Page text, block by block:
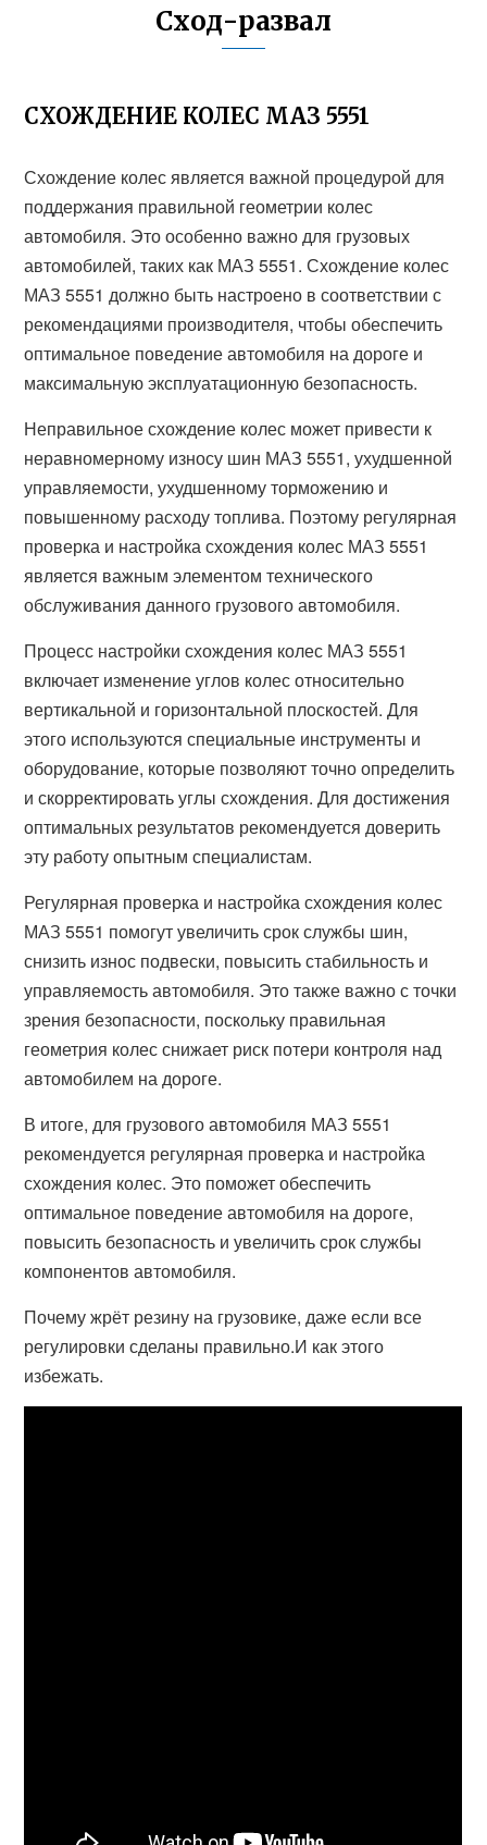
Сход-развал
СХОЖДЕНИЕ КОЛЕС МАЗ 5551
Схождение колес является важной процедурой для
поддержания правильной геометрии колес
автомобиля. Это особенно важно для грузовых
автомобилей, таких как МАЗ 5551. Схождение колес
МАЗ 5551 должно быть настроено в соответствии с
рекомендациями производителя, чтобы обеспечить
оптимальное поведение автомобиля на дороге и
максимальную эксплуатационную безопасность.
Неправильное схождение колес может привести к
неравномерному износу шин МАЗ 5551, ухудшенной
управляемости, ухудшенному торможению и
повышенному расходу топлива. Поэтому регулярная
проверка и настройка схождения колес МАЗ 5551
является важным элементом технического
обслуживания данного грузового автомобиля.
Процесс настройки схождения колес МАЗ 5551
включает изменение углов колес относительно
вертикальной и горизонтальной плоскостей. Для
этого используются специальные инструменты и
оборудование, которые позволяют точно определить
и скорректировать углы схождения. Для достижения
оптимальных результатов рекомендуется доверить
эту работу опытным специалистам.
Регулярная проверка и настройка схождения колес
МАЗ 5551 помогут увеличить срок службы шин,
снизить износ подвески, повысить стабильность и
управляемость автомобиля. Это также важно с точки
зрения безопасности, поскольку правильная
геометрия колес снижает риск потери контроля над
автомобилем на дороге.
В итоге, для грузового автомобиля МАЗ 5551
рекомендуется регулярная проверка и настройка
схождения колес. Это поможет обеспечить
оптимальное поведение автомобиля на дороге,
повысить безопасность и увеличить срок службы
компонентов автомобиля.
Почему жрёт резину на грузовике, даже если все
регулировки сделаны правильно.И как этого
избежать.